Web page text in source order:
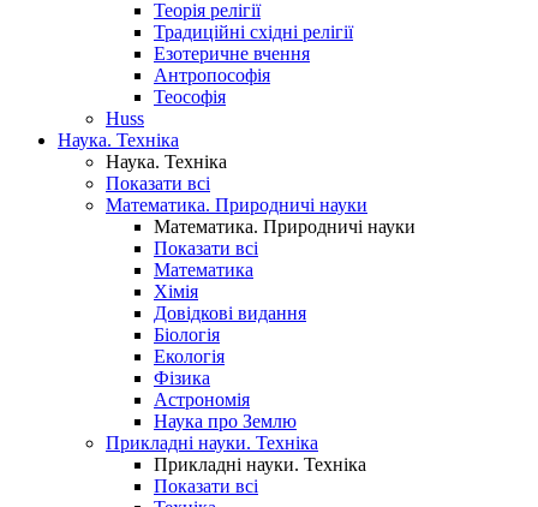
Теорія релігії
Традиційні східні релігії
Езотеричне вчення
Антропософія
Теософія
Huss
Наука. Техніка
Наука. Техніка
Показати всі
Математика. Природничі науки
Математика. Природничі науки
Показати всі
Математика
Хімія
Довідкові видання
Біологія
Екологія
Фізика
Астрономія
Наука про Землю
Прикладні науки. Техніка
Прикладні науки. Техніка
Показати всі